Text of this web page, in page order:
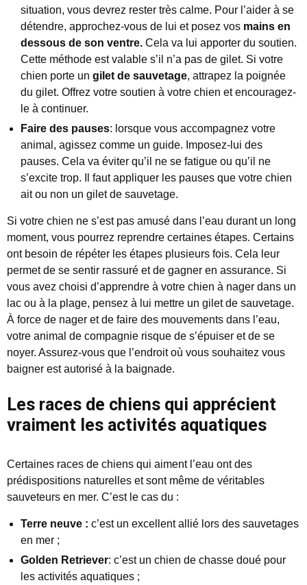
situation, vous devrez rester très calme. Pour l’aider à se
détendre, approchez-vous de lui et posez vos mains en
dessous de son ventre. Cela va lui apporter du soutien.
Cette méthode est valable s’il n’a pas de gilet. Si votre
chien porte un gilet de sauvetage, attrapez la poignée
du gilet. Offrez votre soutien à votre chien et encouragez-
le à continuer.
Faire des pauses: lorsque vous accompagnez votre
animal, agissez comme un guide. Imposez-lui des
pauses. Cela va éviter qu’il ne se fatigue ou qu’il ne
s’excite trop. Il faut appliquer les pauses que votre chien
ait ou non un gilet de sauvetage.
Si votre chien ne s’est pas amusé dans l’eau durant un long
moment, vous pourrez reprendre certaines étapes. Certains
ont besoin de répéter les étapes plusieurs fois. Cela leur
permet de se sentir rassuré et de gagner en assurance. Si
vous avez choisi d’apprendre à votre chien à nager dans un
lac ou à la plage, pensez à lui mettre un gilet de sauvetage.
À force de nager et de faire des mouvements dans l’eau,
votre animal de compagnie risque de s’épuiser et de se
noyer. Assurez-vous que l’endroit où vous souhaitez vous
baigner est autorisé à la baignade.
Les races de chiens qui apprécient
vraiment les activités aquatiques
Certaines races de chiens qui aiment l’eau ont des
prédispositions naturelles et sont même de véritables
sauveteurs en mer. C’est le cas du :
Terre neuve : c’est un excellent allié lors des sauvetages
en mer ;
Golden Retriever: c’est un chien de chasse doué pour
les activités aquatiques ;